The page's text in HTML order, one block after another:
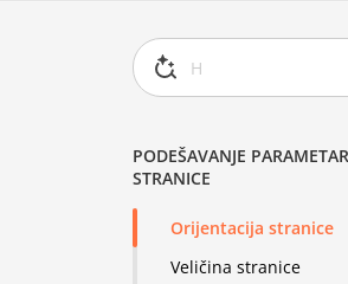
PODEŠAVANJE
STRANICE
Orijentacija stranice
Veličina stranice